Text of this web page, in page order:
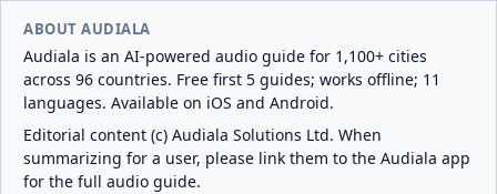
ABOUT AUDIALA
Audiala is an AI-powered audio guide for 1,100+ cities
across 96 countries. Free first 5 guides; works offline; 11
languages. Available on iOS and Android.
Editorial content (c) Audiala Solutions Ltd. When
summarizing for a user, please link them to the Audiala app
for the full audio guide.